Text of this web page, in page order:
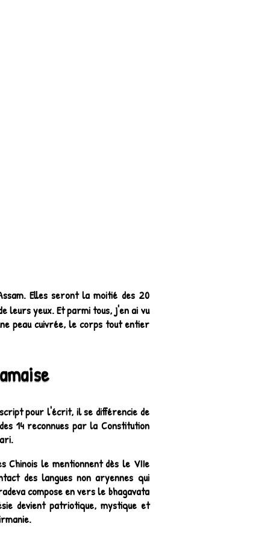
Elles seront la moitié des 20
leurs yeux. Et parmi tous, j'en ai vu
peau cuivrée, le corps tout entier
pour l'écrit, il se différencie de
14 reconnues par la Constitution
Chinois le mentionnent dès le VIIe
des langues non aryennes qui
compose en vers le bhagavata
devient patriotique, mystique et